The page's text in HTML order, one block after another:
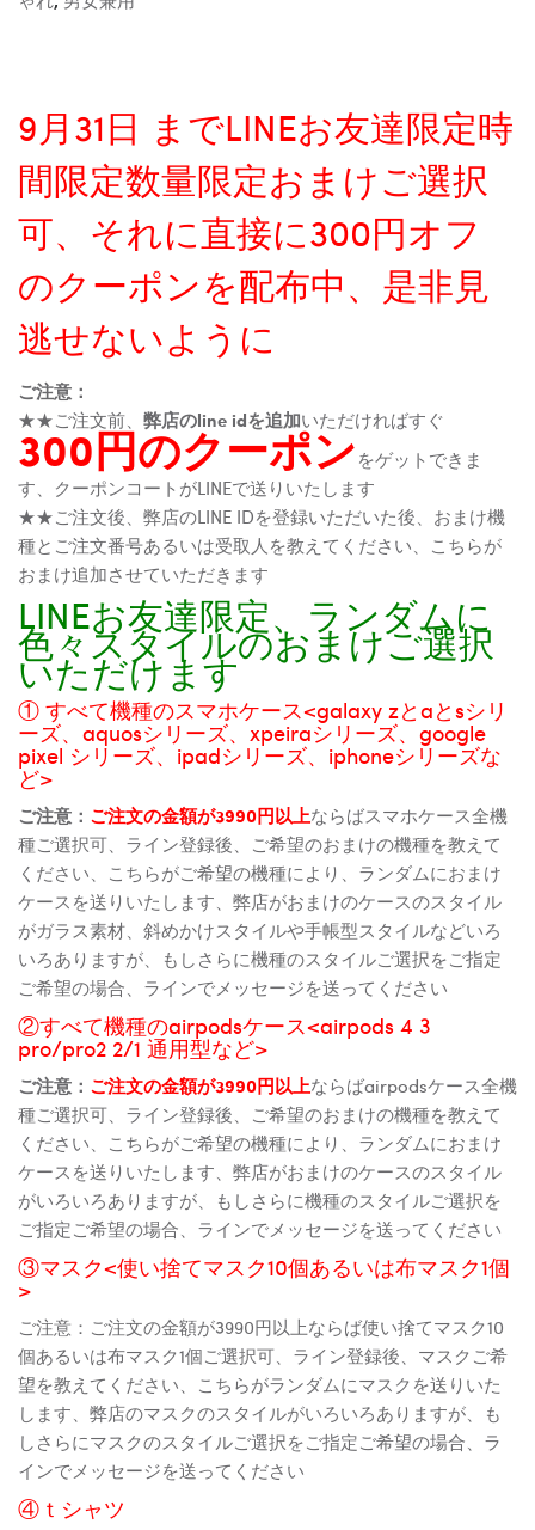
9月31日 までLINEお友達限定時
間限定数量限定おまけご選択
可、それに直接に300円オフ
のクーポンを配布中、是非見
逃せないように
ご注意：
★★ご注文前、 弊店のline idを追加いただければすぐ
300円のクーポンをゲットできま
す、クーポンコートがLINEで送りいたします
★★ご注文後、弊店のLINE IDを登録いただいた後、おまけ機
種とご注文番号あるいは受取人を教えてください、こちらが
おまけ追加させていただきます
LINEお友達限定、ランダムに
色々スタイルのおまけご選択
いただけます
① すべて機種のスマホケース<galaxy zとaとsシリ
ーズ、aquosシリーズ、xpeiraシリーズ、google
pixel シリーズ、ipadシリーズ、iphoneシリーズな
ど>
ご注意： ご注文の金額が3990円以上ならばスマホケース全機
種ご選択可、ライン登録後、ご希望のおまけの機種を教えて
ください、こちらがご希望の機種により、ランダムにおまけ
ケースを送りいたします、弊店がおまけのケースのスタイル
がガラス素材、斜めかけスタイルや手帳型スタイルなどいろ
いろありますが、もしさらに機種のスタイルご選択をご指定
ご希望の場合、ラインでメッセージを送ってください
②すべて機種のairpodsケース<airpods 4 3
pro/pro2 2/1 通用型など>
ご注意： ご注文の金額が3990円以上ならばairpodsケース全機
種ご選択可、ライン登録後、ご希望のおまけの機種を教えて
ください、こちらがご希望の機種により、ランダムにおまけ
ケースを送りいたします、弊店がおまけのケースのスタイル
がいろいろありますが、もしさらに機種のスタイルご選択を
ご指定ご希望の場合、ラインでメッセージを送ってください
③マスク<使い捨てマスク10個あるいは布マスク1個
>
ご注意：ご注文の金額が3990円以上ならば使い捨てマスク10
個あるいは布マスク1個ご選択可、ライン登録後、マスクご希
望を教えてください、こちらがランダムにマスクを送りいた
します、弊店のマスクのスタイルがいろいろありますが、も
しさらにマスクのスタイルご選択をご指定ご希望の場合、ラ
インでメッセージを送ってください
④ｔシャツ